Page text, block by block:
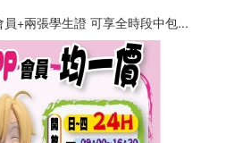
+兩張學生證 可享全時段中包...